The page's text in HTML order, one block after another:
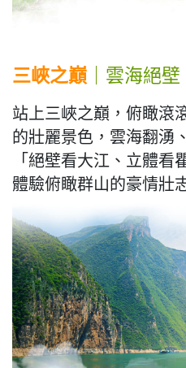
三峽之巔 ｜雲海絕
站上三峽之巔，俯瞰滾
的壯麗景色，雲海翻湧
「絕壁看大江、立體看
體驗俯瞰群山的豪情壯